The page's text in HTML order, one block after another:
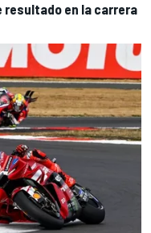
resultado en la carrera